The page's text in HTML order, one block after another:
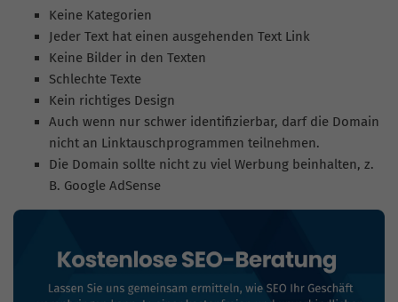
Keine Kategorien
Jeder Text hat einen ausgehenden Text Link
Keine Bilder in den Texten
Schlechte Texte
Kein richtiges Design
Auch wenn nur schwer identifizierbar, darf die Domain
nicht an Linktauschprogrammen teilnehmen.
Die Domain sollte nicht zu viel Werbung beinhalten, z.
B. Google AdSense